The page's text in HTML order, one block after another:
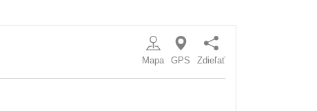
Mapa GPS Zdieľať